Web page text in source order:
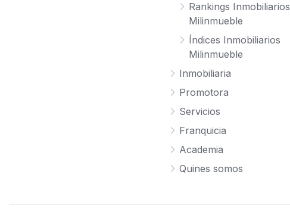
Rankings Inmobiliarios
Milinmueble
Índices Inmobiliarios
Milinmueble
Inmobiliaria
Promotora
Servicios
Franquicia
Academia
Quines somos